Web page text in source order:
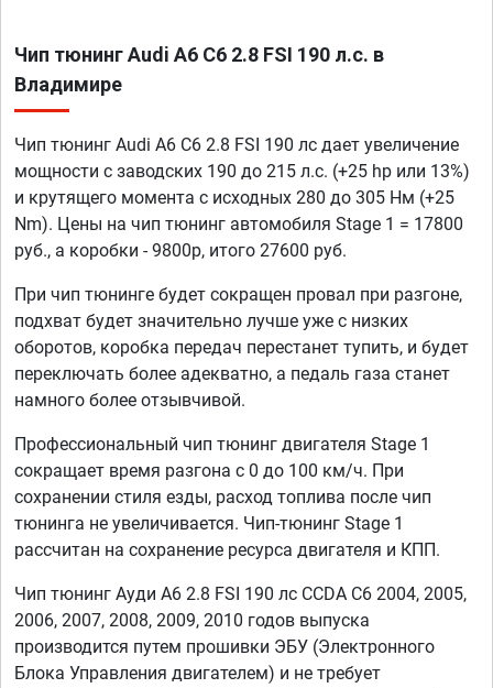
Чип тюнинг Audi A6 C6 2.8 FSI 190 л.с. в
Владимире
Чип тюнинг Audi A6 C6 2.8 FSI 190 лс дает увеличение
мощности с заводских 190 до 215 л.с. (+25 hp или 13%)
и крутящего момента с исходных 280 до 305 Нм (+25
Nm). Цены на чип тюнинг автомобиля Stage 1 = 17800
руб., а коробки - 9800р, итого 27600 руб.
При чип тюнинге будет сокращен провал при разгоне,
подхват будет значительно лучше уже с низких
оборотов, коробка передач перестанет тупить, и будет
переключать более адекватно, а педаль газа станет
намного более отзывчивой.
Профессиональный чип тюнинг двигателя Stage 1
сокращает время разгона с 0 до 100 км/ч. При
сохранении стиля езды, расход топлива после чип
тюнинга не увеличивается. Чип-тюнинг Stage 1
рассчитан на сохранение ресурса двигателя и КПП.
Чип тюнинг Ауди А6 2.8 FSI 190 лс CCDA C6 2004, 2005,
2006, 2007, 2008, 2009, 2010 годов выпуска
производится путем прошивки ЭБУ (Электронного
Блока Управления двигателем) и не требует